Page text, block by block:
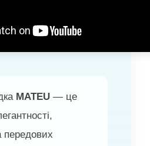
MATEU — це
передових